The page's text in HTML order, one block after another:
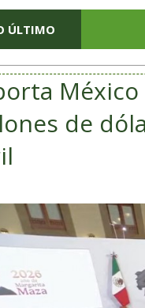
ÚLTIMO
de